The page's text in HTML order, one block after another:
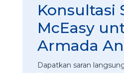
Konsultasi
McEasy
Armada
Dapatkan saran